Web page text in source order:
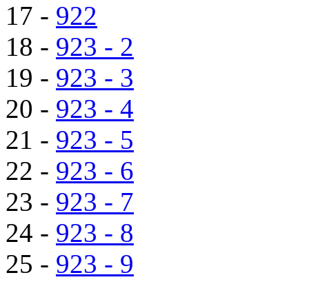
17 - 922
18 - 923 - 2
19 - 923 - 3
20 - 923 - 4
21 - 923 - 5
22 - 923 - 6
23 - 923 - 7
24 - 923 - 8
25 - 923 - 9